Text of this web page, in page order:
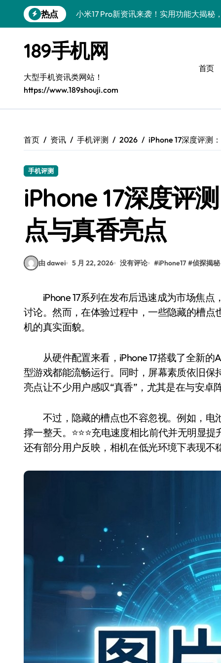
到
热点
vivo S50新功能大揭秘！限时优惠，代购
三星Galaxy S26来袭！代购揭秘创新科技
三星Galaxy Z Fold7抢先剧透！手机管家
S25 Ultra颜值炸裂！定制主题潮翻天
A56 5G新机登场，三星风尚来了！
189手机网
大型手机资讯类网站！
https://www.189shouji.com
首页
首页 资讯 手机评测 2026 iPhone 17深度评测
手机评测
iPhone 17深度评
点与真香亮点
由 dawei 5 月 22, 2026 没有评论 #iPhone17 #侦探揭秘
iPhone 17系列在发布后迅速成为市场焦点，其外观设计、性能表现以及新功能都引发了广泛
讨论。然而，在体验过程中，一些隐藏的槽
机的真实面貌。
从硬件配置来看，iPhone 17搭载了全新的
型游戏都能流畅运行。同时，屏幕素质依旧
亮点让不少用户感叹“真香”，尤其是在与安卓
不过，隐藏的槽点也不容忽视。例如，电
撑一整天。⭐️⭐️⭐️充电速度相比前代并无明显
还有部分用户反映，相机在低光环境下表现不